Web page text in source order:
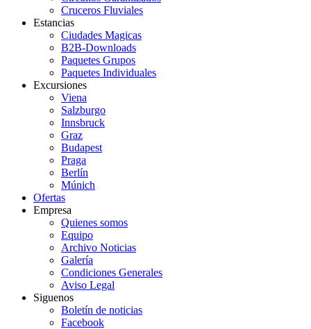
Cruceros Fluviales
Estancias
Ciudades Magicas
B2B-Downloads
Paquetes Grupos
Paquetes Individuales
Excursiones
Viena
Salzburgo
Innsbruck
Graz
Budapest
Praga
Berlín
Múnich
Ofertas
Empresa
Quienes somos
Equipo
Archivo Noticias
Galería
Condiciones Generales
Aviso Legal
Siguenos
Boletín de noticias
Facebook